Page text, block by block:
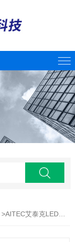
>AITEC艾泰克LED圆顶灯LDG302x252NW-E41